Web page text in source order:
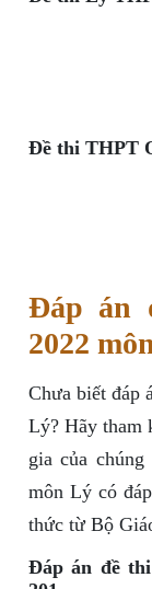
Đề thi THPT
Đáp án
2022
Chưa biết đáp
Lý? Hãy tham
gia của
môn Lý có
thức từ Bộ
Đáp án đề